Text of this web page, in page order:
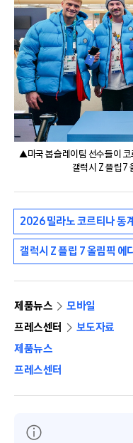
▲미국 봅슬레이팀 선수들이 코
갤럭시 Z 플립7
2026 밀라노 코르티나 동
갤럭시 Z 플립 7 올림픽 에
제품뉴스
모바일
프레스센터
보도자료
제품뉴스
프레스센터